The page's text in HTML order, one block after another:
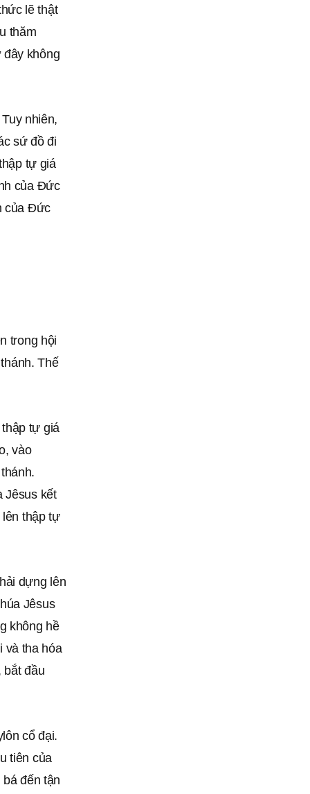
lẽ thật
thăm
không
nhiên,
sứ đồ đi
tự giá
của Đức
của Đức
trong hội
Thế
tự giá
vào
Jêsus kết
thập tự
dựng lên
Jêsus
không hề
và tha hóa
bắt đầu
cổ đại.
tiên của
đến tận